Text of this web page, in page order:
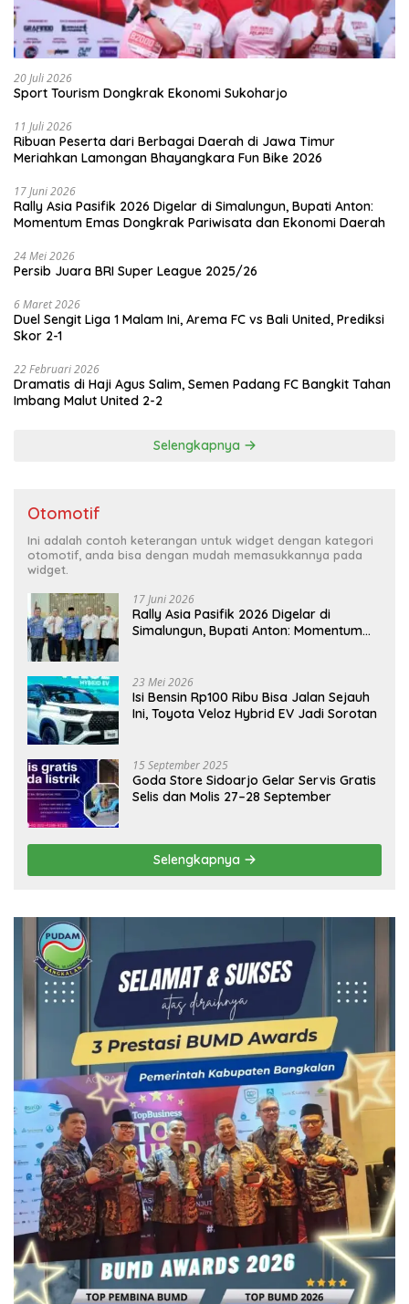
20 Juli 2026
Sport Tourism Dongkrak Ekonomi Sukoharjo
11 Juli 2026
Ribuan Peserta dari Berbagai Daerah di Jawa Timur
Meriahkan Lamongan Bhayangkara Fun Bike 2026
17 Juni 2026
Rally Asia Pasifik 2026 Digelar di Simalungun, Bupati Anton:
Momentum Emas Dongkrak Pariwisata dan Ekonomi Daerah
24 Mei 2026
Persib Juara BRI Super League 2025/26
6 Maret 2026
Duel Sengit Liga 1 Malam Ini, Arema FC vs Bali United, Prediksi
Skor 2-1
22 Februari 2026
Dramatis di Haji Agus Salim, Semen Padang FC Bangkit Tahan
Imbang Malut United 2-2
Selengkapnya
Otomotif
Ini adalah contoh keterangan untuk widget dengan kategori
otomotif, anda bisa dengan mudah memasukkannya pada
widget.
17 Juni 2026
Rally Asia Pasifik 2026 Digelar di
Simalungun, Bupati Anton: Momentum
23 Mei 2026
Isi Bensin Rp100 Ribu Bisa Jalan Sejauh
Ini, Toyota Veloz Hybrid EV Jadi Sorotan
15 September 2025
Goda Store Sidoarjo Gelar Servis Gratis
Selis dan Molis 27–28 September
Selengkapnya